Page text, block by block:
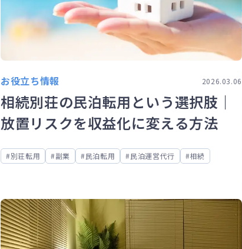
お役立ち情報 2026.03.06
相続別荘の民泊転用という選択肢｜
放置リスクを収益化に変える方法
別荘転用 副業 民泊転用 民泊運営代行 相続